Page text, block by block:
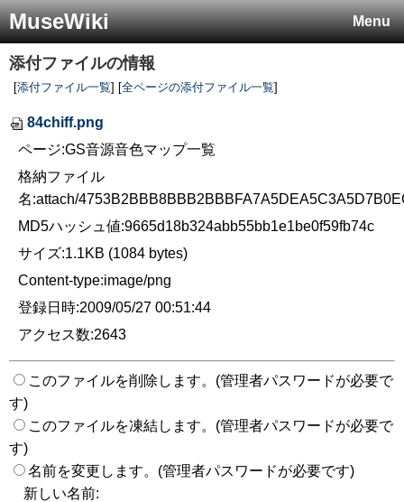
Menu
MuseWiki
添付ファイルの情報
[添付ファイル一覧] [全ページの添付ファイル一覧]
84chiff.png
ページ:GS音源音色マップ一覧
格納ファイル
名:attach/
MD5ハッシュ値:9665d18b324abb55bb1e1be0f59fb74c
サイズ:1.1KB (1084 bytes)
Content-type:image/png
登録日時:2009/05/27 00:51:44
アクセス数:2643
このファイルを削除します。(管理者パスワードが必要で
す)
このファイルを凍結します。(管理者パスワードが必要で
す)
名前を変更します。(管理者パスワードが必要です)
新しい名前: